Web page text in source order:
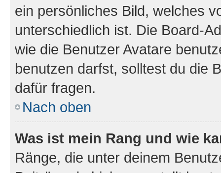
ein persönliches Bild, welches
unterschiedlich ist. Die Board-
wie die Benutzer Avatare
benutzen darfst, solltest du die
dafür fragen.
Nach oben
Was ist mein Rang und wie
Ränge, die unter deinem